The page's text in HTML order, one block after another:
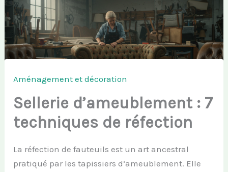
Aménagement et décoration
Sellerie d’ameublement : 7
techniques de réfection
La réfection de fauteuils est un art ancestral
pratiqué par les tapissiers d’ameublement. Elle